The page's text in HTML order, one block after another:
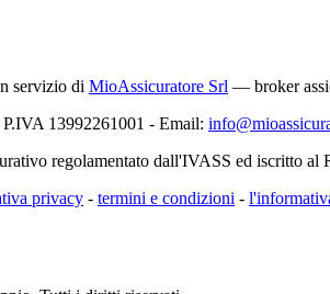
servizio di MioAssicuratore Srl — broker
13992261001 - Email:
regolamentato dall'IVASS ed iscritto
privacy - termini e condizioni -